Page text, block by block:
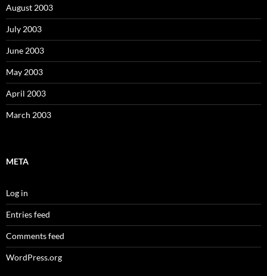
August 2003
July 2003
June 2003
May 2003
April 2003
March 2003
META
Log in
Entries feed
Comments feed
WordPress.org